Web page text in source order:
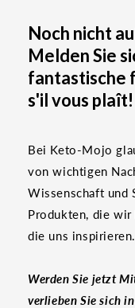
Noch nicht
Melden Sie
fantastische
s'il vous plaît!
Bei Keto-Mojo
von wichtigen
Wissenschaft und
Produkten, die
die uns inspirieren.
Werden Sie jetzt
verlieben Sie sich